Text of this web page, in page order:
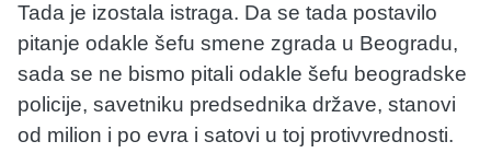
Tada je izostala istraga. Da se tada postavilo
pitanje odakle šefu smene zgrada u Beogradu,
sada se ne bismo pitali odakle šefu beogradske
policije, savetniku predsednika države, stanovi
od milion i po evra i satovi u toj protivvrednosti.